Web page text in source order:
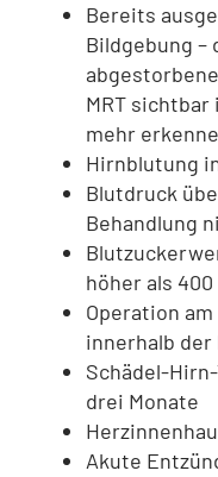
Bereits
Bildgebung –
MRT
mehr
Hirnblutung
Blutdruck
Behandlung
höher als
Operation
innerhalb
Schädel-
drei Monate
Akute